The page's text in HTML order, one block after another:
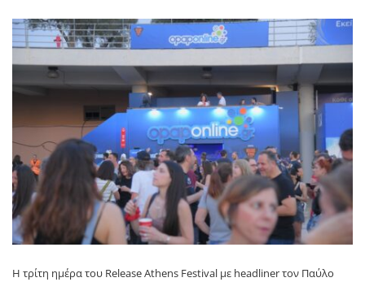
Η τρίτη ημέρα του ReleaseAthens Festival με headlinerτον Παύλο